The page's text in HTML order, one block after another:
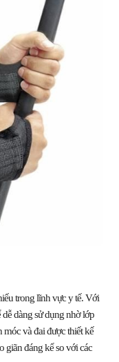
trong lĩnh vực y tế. Với
dàng sử dụng nhờ lớp
và đai được thiết kế
giãn đáng kể so với các